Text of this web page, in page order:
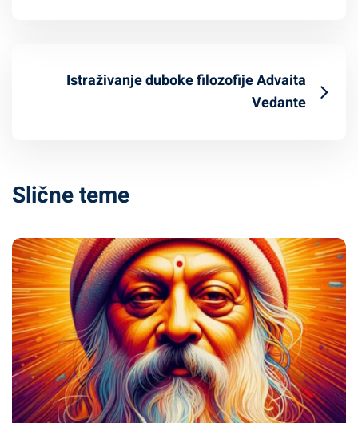
Istraživanje duboke filozofije Advaita
Vedante
Slične teme